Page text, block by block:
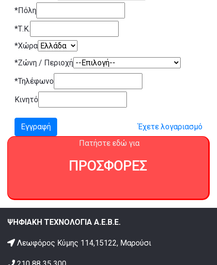
*Πόλη
*Τ.Κ.
*Χώρα
*Ζώνη / Περιοχή
*Τηλέφωνο
Κινητό
Εγγραφή
Έχετε λογαριασμό
Πατήστε εδώ για
ΠΡΟΣΦΟΡΕΣ
ΨΗΦΙΑΚΗ ΤΕΧΝΟΛΟΓΙΑ Α.Ε.Β.Ε.
Λεωφόρος Κύμης 114,15122, Μαρούσι